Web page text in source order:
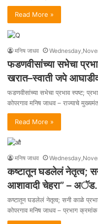
Read More »
मनिष जाधव
फडणवीसांच्या सभेचा
खरात–स्वाती जपे
फडणवीसांच्या सभेचा प्रभाव स्पष्ट;
कोपरगाव मनिष जाधव – राज्याचे
Read More »
मनिष जाधव
कष्टातून घडलेलं नेतृत्व;
आशावादी चेहरा” – अॅड.
कष्टातून घडलेलं नेतृत्व; सनी काळे
कोपरगाव मनिष जाधव – प्रभाग